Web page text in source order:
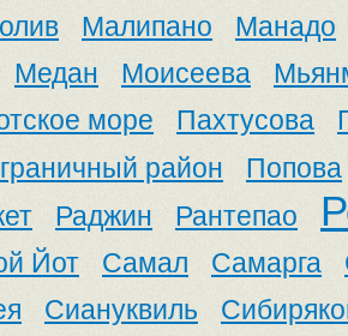
Малипано
Манадо
Медан Моисеева
море Пахтусова
район
Попова
Раджин Рантепао
Йот Самал Самарга
Сиануквиль